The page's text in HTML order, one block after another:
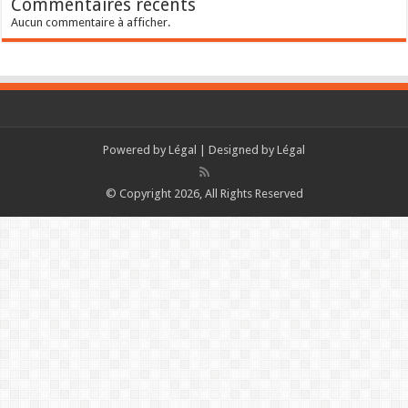
Commentaires récents
Aucun commentaire à afficher.
Powered by Légal | Designed by Légal
© Copyright 2026, All Rights Reserved